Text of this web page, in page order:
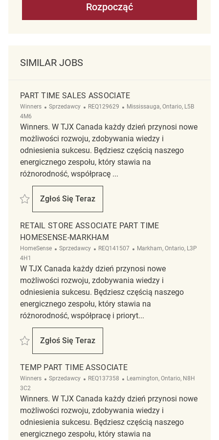
Rozpocząć
SIMILAR JOBS
PART TIME SALES ASSOCIATE
Winners Kategoria
Sprzedawcy ReqId
REQ129629 Lokalizacja
Mississauga, Ontario, L5B
4M6
Winners. W TJX Canada każdy dzień przynosi nowe
możliwości rozwoju, zdobywania wiedzy i
odniesienia sukcesu. Będziesz częścią naszego
energicznego zespołu, który stawia na
różnorodność, współpracę ...
Zapisać Part Time Sales Associate REQ129629
Zgłoś Się Teraz
Part Time Sales Associate
RETAIL STORE ASSOCIATE PART TIME
HOMESENSE-MARKHAM
HomeSense Kategoria
Sprzedawcy ReqId
REQ141507 Lokalizacja
Markham, Ontario, L3P
4H1
W TJX Canada każdy dzień przynosi nowe
możliwości rozwoju, zdobywania wiedzy i
odniesienia sukcesu. Będziesz częścią naszego
energicznego zespołu, który stawia na
różnorodność, współpracę i prioryt...
Zapisać Retail Store Associate Part time HomeSense-Markham
Zgłoś Się Teraz
Retail Store Associate Part Time
TEMP PART TIME ASSOCIATE
Winners Kategoria
Sprzedawcy ReqId
REQ137358 Lokalizacja
Leamington, Ontario, N8H
3C2
Winners. W TJX Canada każdy dzień przynosi nowe
możliwości rozwoju, zdobywania wiedzy i
odniesienia sukcesu. Będziesz częścią naszego
energicznego zespołu, który stawia na